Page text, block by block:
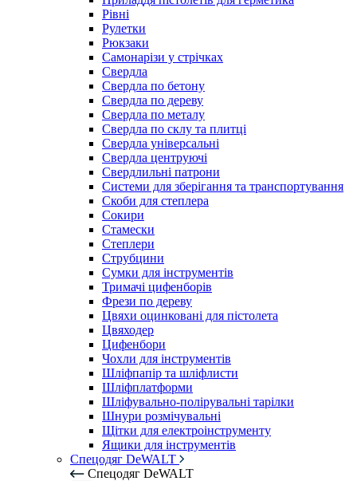
Рівні
Рулетки
Рюкзаки
Самонарізи у стрічках
Свердла
Свердла по бетону
Свердла по дереву
Свердла по металу
Свердла по склу та плитці
Свердла універсальні
Свердла центруючі
Свердлильні патрони
Системи для зберігання та транспортування
Скоби для степлера
Сокири
Стамески
Степлери
Струбцини
Сумки для інструментів
Тримачі цифенборів
Фрези по дереву
Цвяхи оцинковані для пістолета
Цвяходер
Цифенбори
Чохли для інструментів
Шліфпапір та шліфлисти
Шліфплатформи
Шліфувально-полірувальні тарілки
Шнури розмічувальні
Щітки для електроінструменту
Ящики для інструментів
Спецодяг DeWALT
Спецодяг DeWALT